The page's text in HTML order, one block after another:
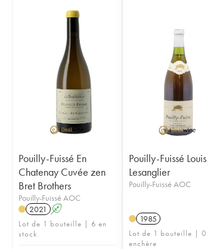
Pouilly-Fuissé En
Chatenay Cuvée zen
Bret Brothers
Pouilly-Fuissé AOC
2021
A
Lot de 1 bouteille | 6 en
stock
Pouilly-Fuissé Louis
Lesanglier
Pouilly-Fuissé AOC
1985
Lot de 1 bouteille | 0
enchère